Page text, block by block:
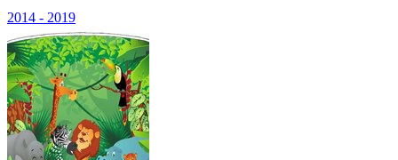
2014 - 2019